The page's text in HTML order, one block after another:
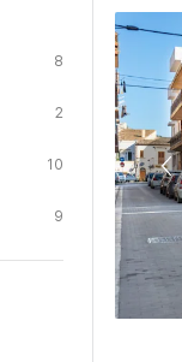
8
2
10
9